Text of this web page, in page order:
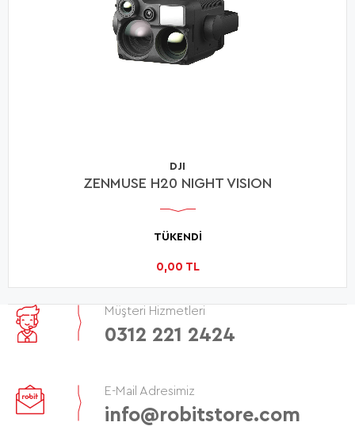
DJI
ZENMUSE H20 NIGHT VISION
0,00 TL
TÜKENDİ
Müşteri Hizmetleri
0312 221 2424
E-Mail Adresimiz
info@robitstore.com